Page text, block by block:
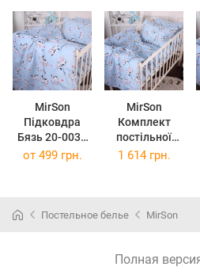
MirSon
Підковдра
Бязь 20-0037
Cute blue zebra
MirSon
Комплект
постільної
білизни
160х220 см
от 499 грн. 1 614 грн.
Постельное белье MirSon
Полная